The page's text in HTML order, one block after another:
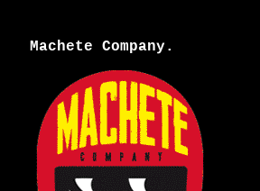
Machete Company.